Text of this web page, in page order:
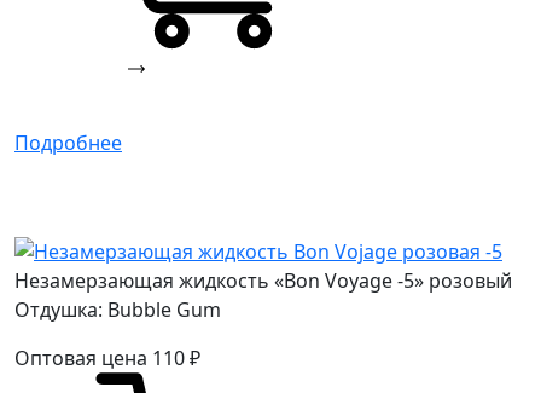
Подробнее
Незамерзающая жидкость «Bon Voyage -5» розовый
Отдушка: Bubble Gum
Оптовая цена 110₽